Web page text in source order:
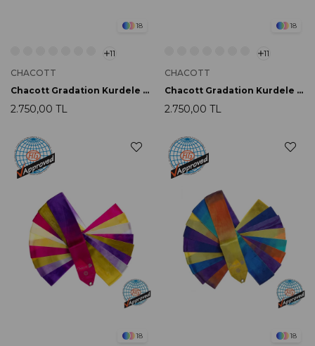
18
11
CHACOTT
Chacott Gradation Kurdele 5m 754 Scarlet
2.750,00 TL
18
11
CHACOTT
Chacott Gradation Kurdele 5m 762 Canary FIG Onaylı
2.750,00 TL
18 18